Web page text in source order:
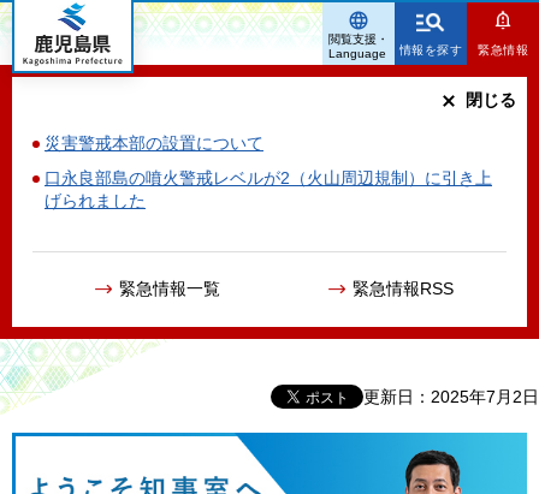
鹿児島県
情報を探す 緊急情報
災害警戒本部の設置について
口永良部島の噴火警戒レベルが2（火山周辺規制）に引き上
げられました
緊急情報一覧 緊急情報RSS
閉じる
閲覧支援・
Language
更新日：2025年7月2日